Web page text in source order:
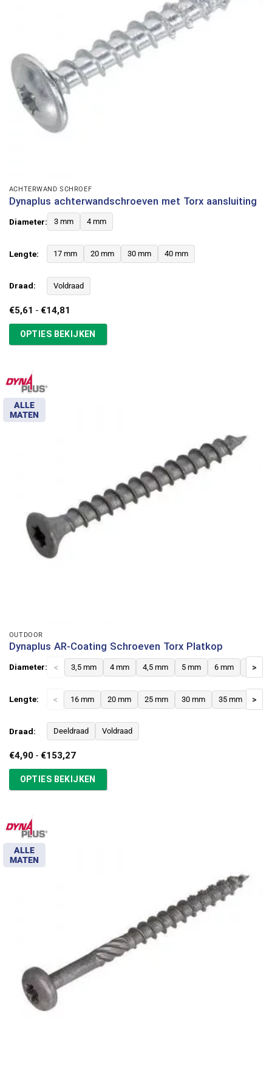
ACHTERWAND SCHROEF
Dynaplus achterwandschroeven met Torx aansluiting
Diameter: 3 mm 4 mm
Lengte: 17 mm 20 mm 30 mm 40 mm
Draad: Voldraad
€5,61 - €14,81
tot
€14,81
OPTIES BEKIJKEN
ALLE
MATEN
OUTDOOR
Dynaplus AR-Coating Schroeven Torx Platkop
Diameter: < 3,5 mm 4 mm 4,5 mm 5 mm 6 mm 8 mm
>
Lengte: < 16 mm 20 mm 25 mm 30 mm 35 mm 40
>
Draad: Deeldraad Voldraad
€4,90 - €153,27Prijsklasse:
tot
€153,27
OPTIES BEKIJKEN
ALLE
MATEN